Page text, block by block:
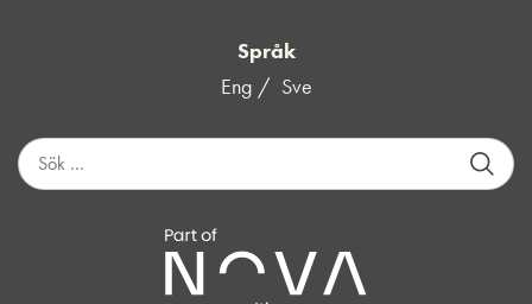
Språk
Eng
Sve
S
ö
k